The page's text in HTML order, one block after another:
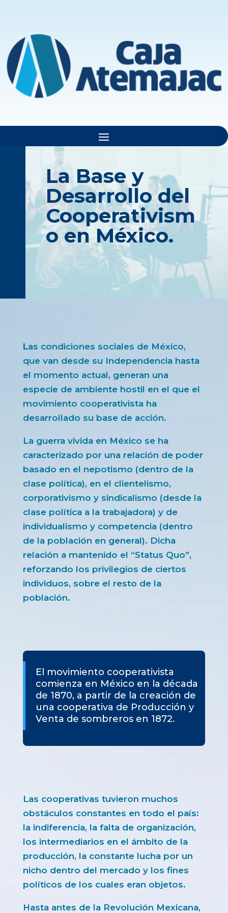
La Base y
Desarrollo del
Cooperativism
o en México.
Las condiciones sociales de México,
que van desde su Independencia hasta
el momento actual, generan una
especie de ambiente hostil en el que el
movimiento cooperativista ha
desarrollado su base de acción.
La guerra vivida en México se ha
caracterizado por una relación de poder
basado en el nepotismo (dentro de la
clase política), en el clientelismo,
corporativismo y sindicalismo (desde la
clase política a la trabajadora) y de
individualismo y competencia (dentro
de la población en general). Dicha
relación a mantenido el “Status Quo”,
reforzando los privilegios de ciertos
individuos, sobre el resto de la
población.
El movimiento cooperativista
comienza en México en la década
de 1870, a partir de la creación de
una cooperativa de Producción y
Venta de sombreros en 1872.
Las cooperativas tuvieron muchos
obstáculos constantes en todo el país:
la indiferencia, la falta de organización,
los intermediarios en el ámbito de la
producción, la constante lucha por un
nicho dentro del mercado y los fines
políticos de los cuales eran objetos.
Hasta antes de la Revolución Mexicana,